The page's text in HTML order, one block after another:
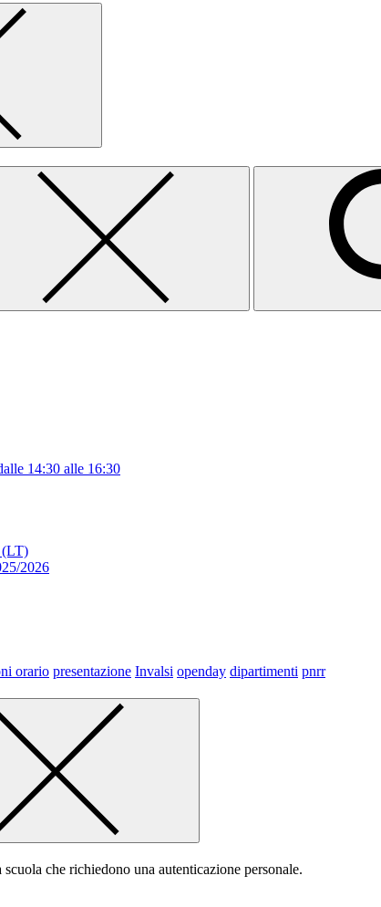
14:30 alle 16:30
(LT)
2026
orario presentazione Invalsi openday dipartimenti pnrr
che richiedono una autenticazione personale.